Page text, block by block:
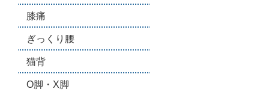
膝痛
ぎっくり腰
猫背
O脚・X脚